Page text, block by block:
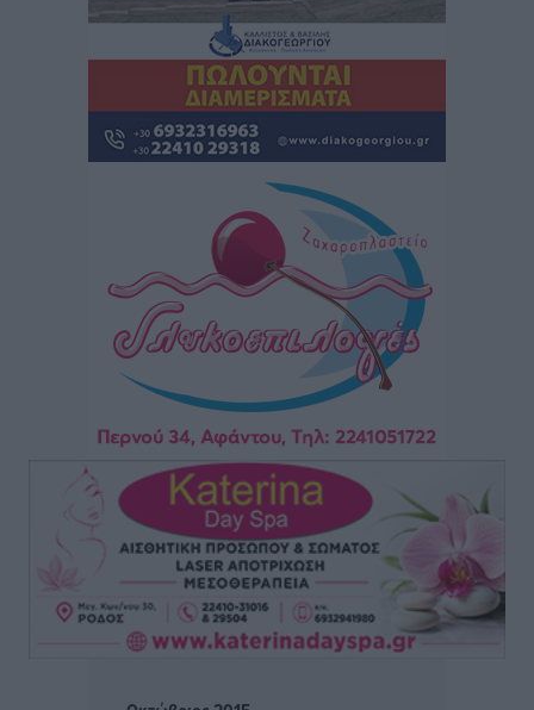
Ακαθάριστα οικόπεδα: Τι γίνεται όταν ο ιδιοκτήτης
δεν τα καθαρίσει – Πώς κινούνται δήμοι και ΠΣ,
ποιος πληρώνει τον λογαριασμό
Τοπικές Ειδήσεις• πριν 2 ώρες
Πού κινούνται οι κρατήσεις last minute σε Ελλάδα
Οδηγός στη Ρόδο τράκαρε σταθμευμένο αυτοκίνητο,
παρέσυρε 72χρονο και διέφυγε
Τοπικές Ειδήσεις
Το νέο Ειδικό Χωροταξικό για τον Τουρισμό
ξανασχεδιάζει τον επενδυτικό χάρτη της Ρόδου
Τοπικές Ειδήσεις πριν 4 ώρες
Γιάννης Βασιλάκης: «Η Πρωτοβάθμια Φροντίδα
Υγείας πρέπει να φτάνει σε κάθε γωνιά – Ενισχύουμε
τις δομές, δεν τις αποδυναμώνουμε»
Συνεντεύξεις• πριν 4 ώρες